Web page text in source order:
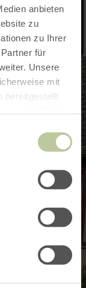
anbieten
zu
zu Ihrer
für
Unsere
mit
bereitgestellt